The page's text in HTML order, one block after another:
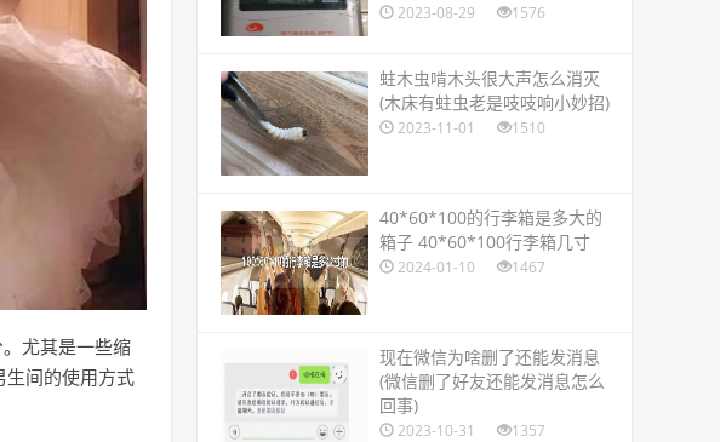
尤其是一些缩
间的使用方式
2023-08-29 1576
​蛀木虫啃木头很大声怎么消灭
(木床有蛀虫老是吱吱响小妙招)
2023-11-01 1510
​40*60*100的行李箱是多大的
箱子 40*60*100行李箱几寸
2024-01-10 1467
​现在微信为啥删了还能发消息
(微信删了好友还能发消息怎么
回事)
2023-10-31 1357